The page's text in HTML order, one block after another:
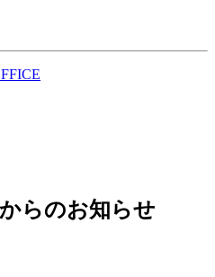
らのお知らせ